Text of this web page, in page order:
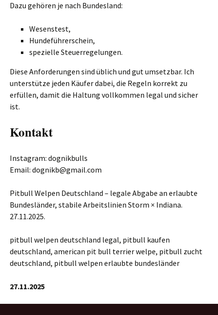
Dazu gehören je nach Bundesland:
Wesenstest,
Hundeführerschein,
spezielle Steuerregelungen.
Diese Anforderungen sind üblich und gut umsetzbar. Ich
unterstütze jeden Käufer dabei, die Regeln korrekt zu
erfüllen, damit die Haltung vollkommen legal und sicher
ist.
Kontakt
Instagram: dognikbulls
Email: dognikb@gmail.com
Pitbull Welpen Deutschland – legale Abgabe an erlaubte
Bundesländer, stabile Arbeitslinien Storm × Indiana.
27.11.2025.
pitbull welpen deutschland legal, pitbull kaufen
deutschland, american pit bull terrier welpe, pitbull zucht
deutschland, pitbull welpen erlaubte bundesländer
27.11.2025